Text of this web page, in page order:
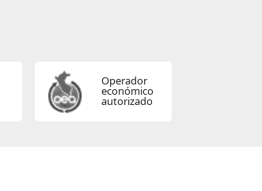
Operador
económico
autorizado